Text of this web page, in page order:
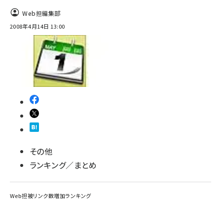
Web担編集部
2008年4月14日 13:00
その他
ランキング／まとめ
Web担被リンク数増加ランキング